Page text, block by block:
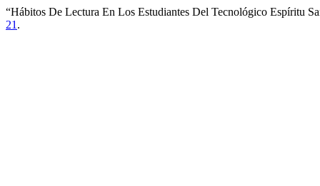
“Hábitos De Lectura En Los Estudiantes Del Tecnológico Espíritu
21 .